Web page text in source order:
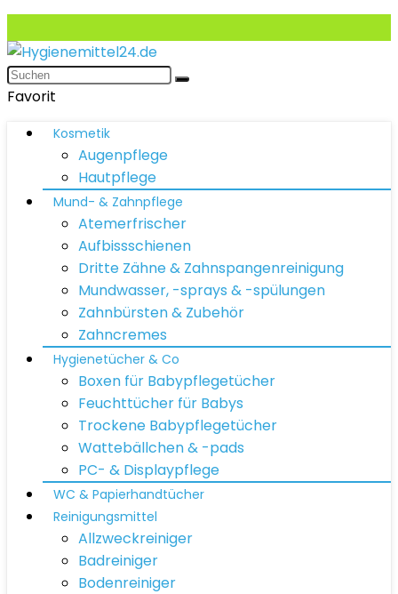
Favorit
Kosmetik
Augenpflege
Hautpflege
Mund- & Zahnpflege
Atemerfrischer
Aufbissschienen
Dritte Zähne & Zahnspangenreinigung
Mundwasser, -sprays & -spülungen
Zahnbürsten & Zubehör
Zahncremes
Hygienetücher & Co
Boxen für Babypflegetücher
Feuchttücher für Babys
Trockene Babypflegetücher
Wattebällchen & -pads
PC- & Displaypflege
WC & Papierhandtücher
Reinigungsmittel
Allzweckreiniger
Badreiniger
Bodenreiniger